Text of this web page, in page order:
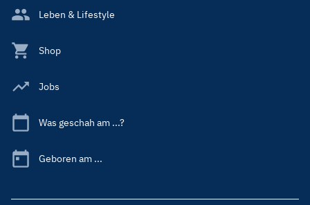
Leben & Lifestyle
Shop
Jobs
Was geschah am ...?
Geboren am ...